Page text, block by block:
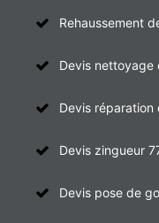
Rehaussement
Devis nettoyage
Devis réparation
Devis zingueur
Devis pose de